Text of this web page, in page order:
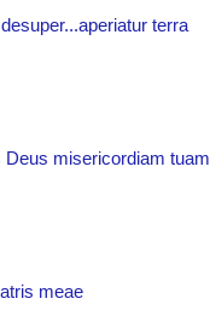
terra
misericordiam tuam
meae